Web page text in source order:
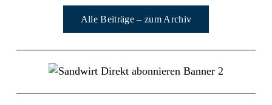
Alle Beiträge – zum Archiv